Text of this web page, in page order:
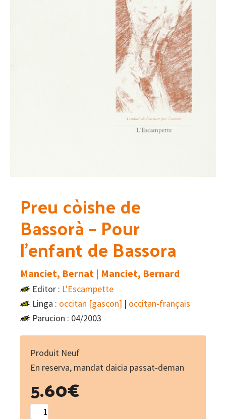
Preu còishe de
Bassorà – Pour
l’enfant de Bassora
Manciet, Bernat | Manciet, Bernard
Editor : L'Escampette
Linga : occitan [gascon] | occitan-français
Parucion : 04/2003
Produit Neuf
En reserva, mandat daicia passat-deman
5.60€
Preu